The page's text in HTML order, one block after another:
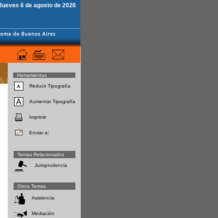
6 de agosto de 2026
Herramientas
Reducir Tipografía
Aumentar Tipografía
Imprimir
Enviar a:
Temas Relacionados
Jurisprudencia
Otros Temas
Asistencia
Mediación